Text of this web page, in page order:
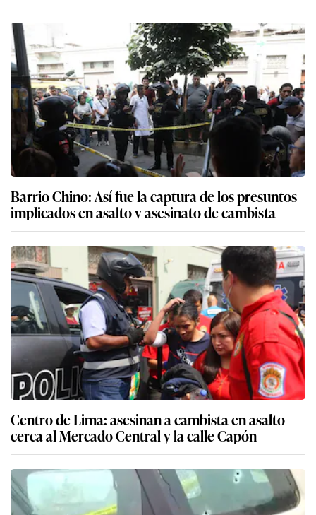
Barrio Chino: Así fue la captura de los presuntos
implicados en asalto y asesinato de cambista
Centro de Lima: asesinan a cambista en asalto
cerca al Mercado Central y la calle Capón